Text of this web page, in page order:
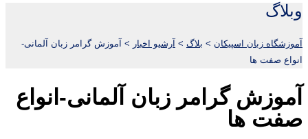
وبلاگ
آموزشگاه زبان اسپیکان > بلاگ > آرشیو اخبار > آموزش گرامر زبان آلمانی-
انواع صفت ها
آموزش گرامر زبان آلمانی-انواع
صفت ها